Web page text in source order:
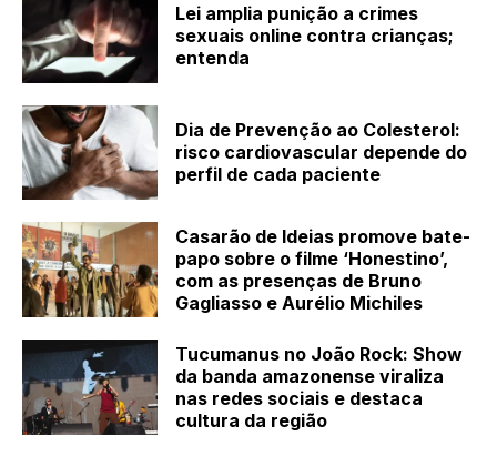
Lei amplia punição a crimes
sexuais online contra crianças;
entenda
Dia de Prevenção ao Colesterol:
risco cardiovascular depende do
perfil de cada paciente
Casarão de Ideias promove bate-
papo sobre o filme ‘Honestino’,
com as presenças de Bruno
Gagliasso e Aurélio Michiles
Tucumanus no João Rock: Show
da banda amazonense viraliza
nas redes sociais e destaca
cultura da região